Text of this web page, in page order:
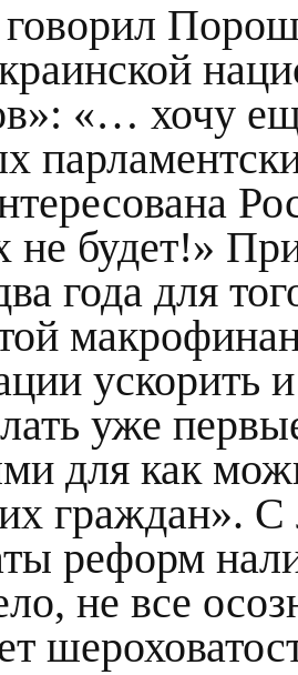
«… хочу
не будет!»
года для
ускорить
уже
для как
граждан». С
реформ
не все